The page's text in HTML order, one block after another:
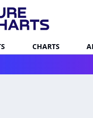
CHARTS